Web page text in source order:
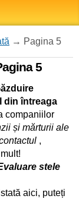
→ Pagina 5
5
din întreaga
companiilor
și mărturii ale
,
stele
aici, puteți